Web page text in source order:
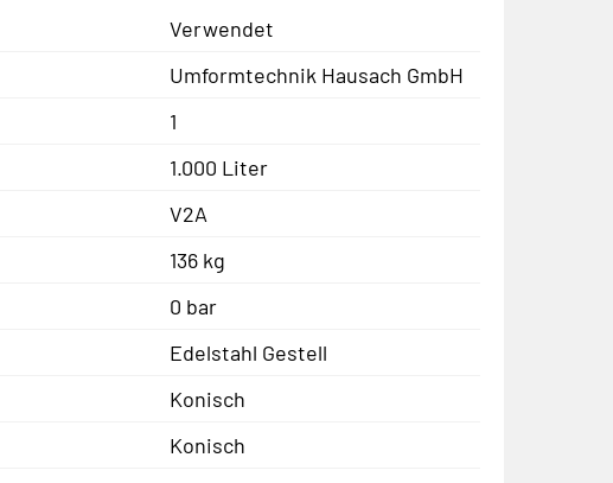
Verwendet
Umformtechnik Hausach GmbH
1
1.000 Liter
V2A
136 kg
0 bar
Edelstahl Gestell
Konisch
Konisch